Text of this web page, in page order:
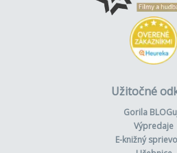
Užitočné
Gorila
Výpredaje
E-knižný